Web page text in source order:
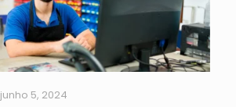
junho 5, 2024